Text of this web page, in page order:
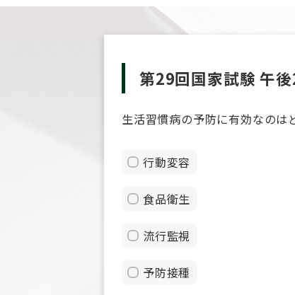
第29回国家試験 午
生活習慣病の予防に有効なのは
行動変容
食品衛生
流行監視
予防接種